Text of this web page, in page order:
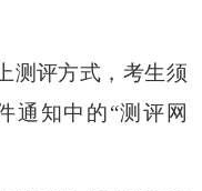
测评方式，考生须
通知中的“测评网